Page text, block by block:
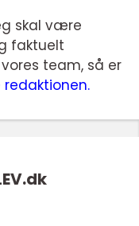
skal være
faktuelt
team, så er
redaktionen.
dk